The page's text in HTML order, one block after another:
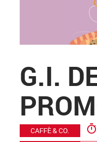
G.I.
CAFFÈ & CO. timer